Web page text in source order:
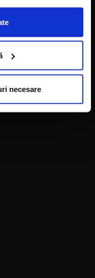
necesare